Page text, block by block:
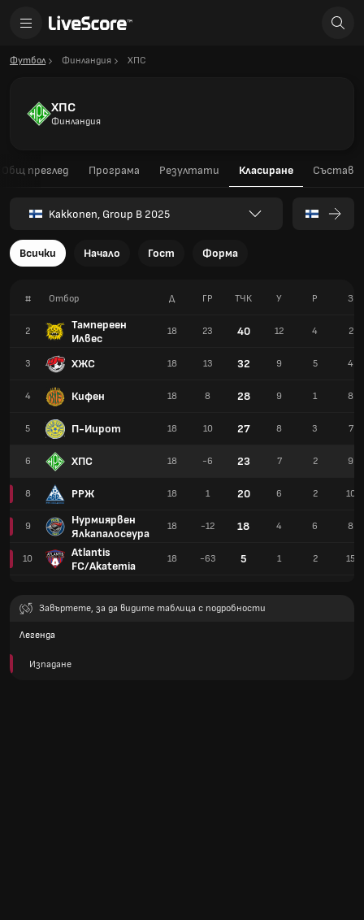
Футбол Финландия ХПС
ХПС
Финландия
Общ преглед Програма Резултати Класиране Състав
Kakkonen, Group B 2025
Всички Начало Гост Форма
# Отбор
2
Тампереен
Илвес
3 ХЖС
4 Кифен
5 П-Иирот
6 ХПС
8 РРЖ
9
Нурмиярвен
Ялкапалосеура
10
Atlantis
FC/Akatemia
Д ГР TЧК У Р З
18 23 40 12 4 2
18 13 32 9 5 4
18 8 28 9 1 8
18 10 27 8 3 7
18 -6 23 7 2 9
18 1 20 6 2 10
18 -12 18 4 6 8
18 -63 5 1 2 15
Завъртете, за да видите таблица с подробности
Легенда
Изпадане